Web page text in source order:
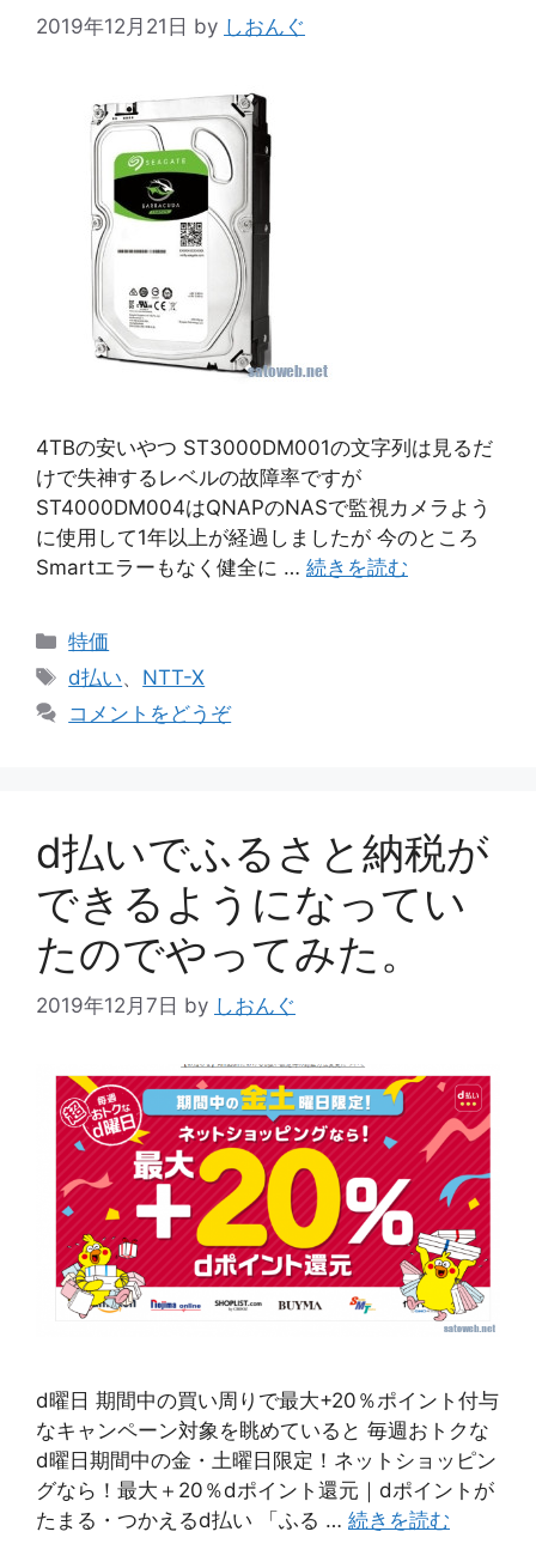
2019年12月21日 by しおんぐ
4TBの安いやつ ST3000DM001の文字列は見るだ
けで失神するレベルの故障率ですが
ST4000DM004はQNAPのNASで監視カメラよう
に使用して1年以上が経過しましたが 今のところ
Smartエラーもなく健全に … 続きを読む
カ
テ
ゴ
リ
特価
タ
d払い、 NTT-X
コメントをどうぞ
d払いでふるさと納税が
できるようになってい
たのでやってみた。
2019年12月7日 by しおんぐ
d曜日 期間中の買い周りで最大+20％ポイント付与
なキャンペーン対象を眺めていると 毎週おトクな
d曜日期間中の金・土曜日限定！ネットショッピン
グなら！最大＋20％dポイント還元｜dポイントが
たまる・つかえるd払い 「ふる … 続きを読む